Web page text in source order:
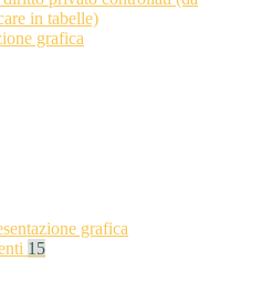
in tabelle)
grafica
grafica
15